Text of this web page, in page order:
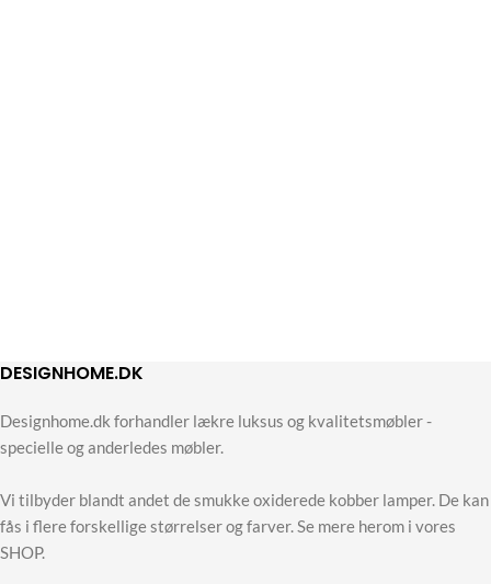
DESIGNHOME.DK
Designhome.dk forhandler lækre luksus og kvalitetsmøbler -
specielle og anderledes møbler.
Vi tilbyder blandt andet de smukke oxiderede kobber lamper. De kan
fås i flere forskellige størrelser og farver. Se mere herom i vores
SHOP.